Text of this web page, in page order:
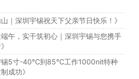
山｜深圳宇锡祝天下父亲节日快乐！》
端午，实干筑初心｜深圳宇锡与您携手
锡5寸-40℃到85℃工作1000nit特种
成功》